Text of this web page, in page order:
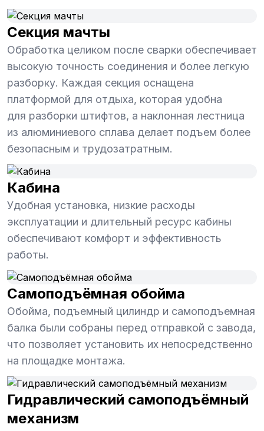
Секция мачты
Обработка целиком после сварки обеспечивает
высокую точность соединения и более легкую
разборку. Каждая секция оснащена
платформой для отдыха, которая удобна
для разборки штифтов, а наклонная лестница
из алюминиевого сплава делает подъем более
безопасным и трудозатратным.
Кабина
Удобная установка, низкие расходы
эксплуатации и длительный ресурс кабины
обеспечивают комфорт и эффективность
работы.
Самоподъёмная обойма
Обойма, подъемный цилиндр и самоподъемная
балка были собраны перед отправкой с завода,
что позволяет установить их непосредственно
на площадке монтажа.
Гидравлический самоподъёмный
механизм